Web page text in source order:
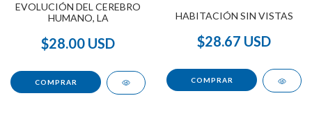
EVOLUCIÓN DEL CEREBRO
HUMANO, LA
$28.00 USD
HABITACIÓN SIN VISTAS
$28.67 USD